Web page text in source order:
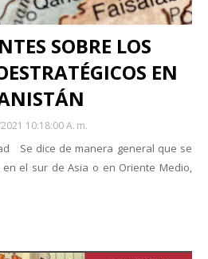
SOBRE LOS
EN
10:18:00 A. M.
Se dice de manera general que se
el sur de Asia o en Oriente Medio,